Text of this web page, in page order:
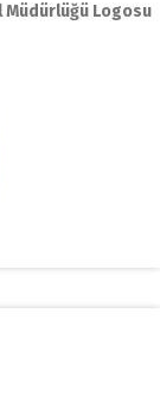
Müdürlüğü Logosu